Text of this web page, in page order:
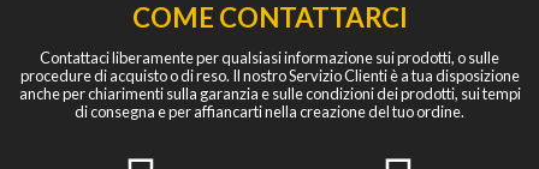
COME CONTATTARCI
Contattaci liberamente per qualsiasi informazione sui prodotti, o sulle
procedure di acquisto o di reso. Il nostro Servizio Clienti è a tua disposizione
anche per chiarimenti sulla garanzia e sulle condizioni dei prodotti, sui tempi
di consegna e per affiancarti nella creazione del tuo ordine.